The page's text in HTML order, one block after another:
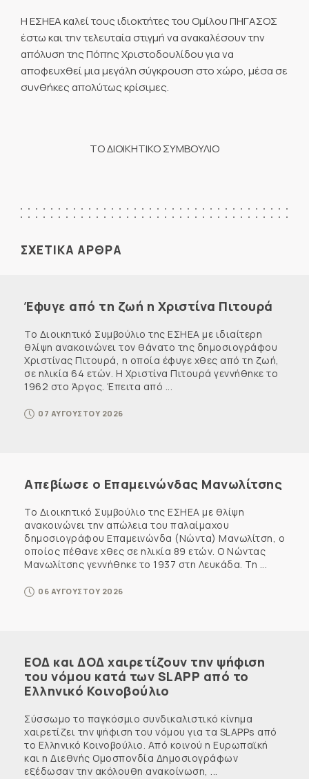
Η ΕΣΗΕΑ καλεί τους ιδιοκτήτες του Ομίλου ΠΗΓΑΣΟΣ
έστω και την τελευταία στιγμή να ανακαλέσουν την
απόλυση της Πόπης Χριστοδουλίδου για να
αποφευχθεί μια μεγάλη σύγκρουση στο χώρο, μέσα σε
συνθήκες απολύτως κρίσιμες.
ΤΟ ΔΙΟΙΚΗΤΙΚΟ ΣΥΜΒΟΥΛΙΟ
ΣΧΕΤΙΚΑ ΑΡΘΡΑ
Έφυγε από τη ζωή η Χριστίνα Πιτουρά
Το Διοικητικό Συμβούλιο της ΕΣΗΕΑ με ιδιαίτερη
θλίψη ανακοινώνει τον θάνατο της δημοσιογράφου
Χριστίνας Πιτουρά, η οποία έφυγε χθες από τη ζωή,
σε ηλικία 64 ετών. Η Χριστίνα Πιτουρά γεννήθηκε το
1962 στο Άργος. Έπειτα από ...
07 ΑΥΓΟΥΣΤΟΥ 2026
Απεβίωσε ο Επαμεινώνδας Μανωλίτσης
Το Διοικητικό Συμβούλιο της ΕΣΗΕΑ με θλίψη
ανακοινώνει την απώλεια του παλαίμαχου
δημοσιογράφου Επαμεινώνδα (Νώντα) Μανωλίτση, ο
οποίος πέθανε χθες σε ηλικία 89 ετών. Ο Νώντας
Μανωλίτσης γεννήθηκε το 1937 στη Λευκάδα. Τη ...
06 ΑΥΓΟΥΣΤΟΥ 2026
ΕΟΔ και ΔΟΔ χαιρετίζουν την ψήφιση
του νόμου κατά των SLAPP από το
Ελληνικό Κοινοβούλιο
Σύσσωμο το παγκόσμιο συνδικαλιστικό κίνημα
χαιρετίζει την ψήφιση του νόμου για τα SLAPPs από
το Ελληνικό Κοινοβούλιο. Από κοινού η Ευρωπαϊκή
και η Διεθνής Ομοσπονδία Δημοσιογράφων
εξέδωσαν την ακόλουθη ανακοίνωση, ...